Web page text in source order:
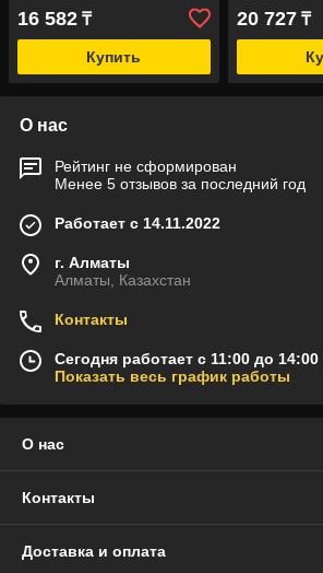
16 582 ₸
Купить
20 727₸
О нас
Рейтинг не сформирован
Менее 5 отзывов за последний год
Работает с 14.11.2022
г. Алматы
Алматы, Казахстан
Контакты
Сегодня работает с 11:00 до 14:00
Показать весь график работы
О нас
Контакты
Доставка и оплата